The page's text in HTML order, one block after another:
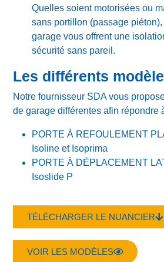
Quelles soient motorisées ou
sans portillon (passage
garage vous offrent une
sécurité sans pareil.
Les différents
Notre fournisseur SDA vous
de garage différentes afin répondre
PORTE À REFOULEMENT
Isoline et Isoprima
PORTE À DÉPLACEMENT
Isoslide P
TÉLÉCHARGER LE NUANCIER
VOIR LES MODÈLES